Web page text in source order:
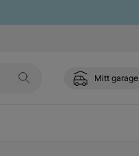
Mitt garage